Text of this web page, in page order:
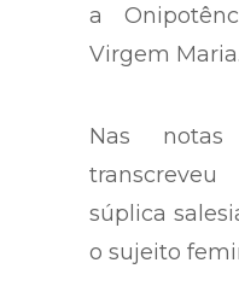
a
Virgem Maria.
Nas
súplica
o sujeito